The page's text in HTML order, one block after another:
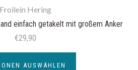
Froilein Hering
einfach getakelt mit großem Anker
€29,90
AUSWÄHLEN